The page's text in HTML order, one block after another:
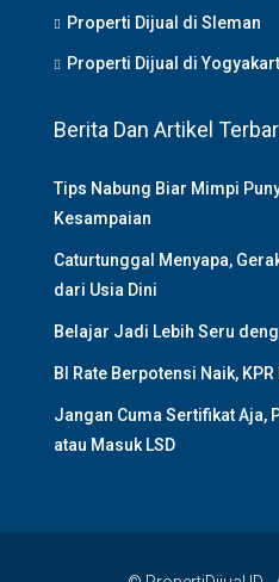
Properti Dijual di Sleman
Properti Dijual di
Berita Dan Artikel
Tips Nabung Biar Mimpi
Kesampaian
Caturtunggal Menyapa,
dari Usia Dini
Belajar Jadi Lebih Seru
BI Rate Berpotensi Naik,
Jangan Cuma Sertifikat Aja,
atau Masuk LSD